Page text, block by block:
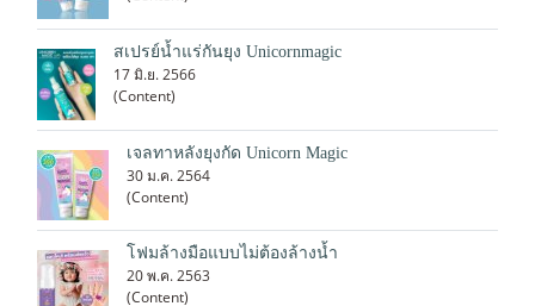
สเปรย์น้ำแร่กันยุง Unicornmagic
17 มิ.ย. 2566
(Content)
เจลทาหลังยุงกัด Unicorn Magic
30 ม.ค. 2564
(Content)
โฟมล้างมือแบบไม่ต้องล้างน้ำ
20 พ.ค. 2563
(Content)